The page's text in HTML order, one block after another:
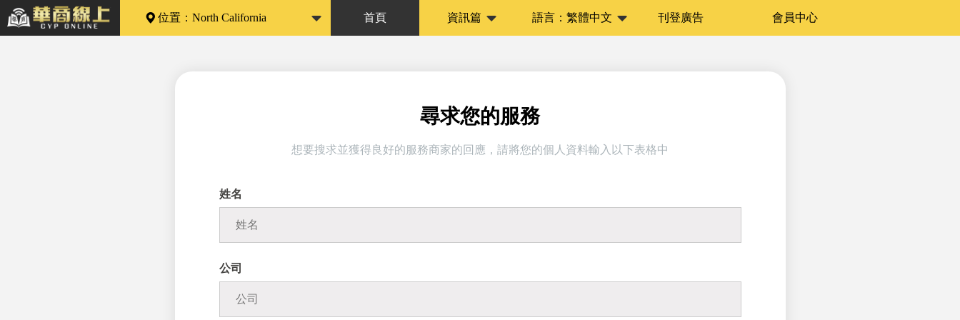
位置： North California 首頁 資訊篇 語言：繁體中文 刊登廣告 會員中心
尋求您的服務
想要搜求並獲得良好的服務商家的回應，請將您的個人資料輸入以下表格中
姓名
公司